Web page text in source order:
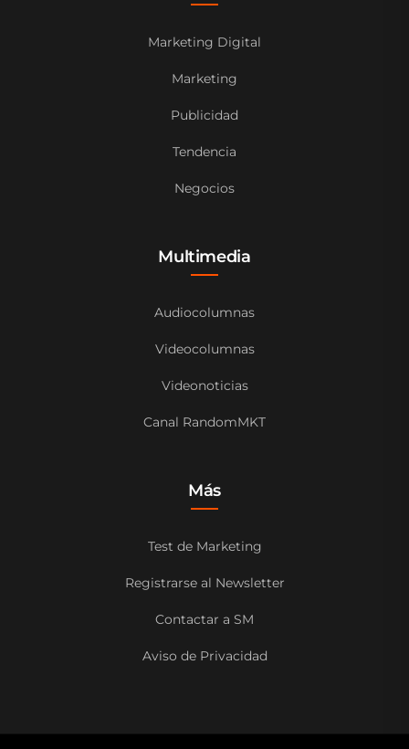
Marketing Digital
Marketing
Publicidad
Tendencia
Negocios
Multimedia
Audiocolumnas
Videocolumnas
Videonoticias
Canal RandomMKT
Más
Test de Marketing
Registrarse al Newsletter
Contactar a SM
Aviso de Privacidad